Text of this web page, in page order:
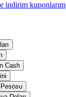
indirim kuponlarım
Cash